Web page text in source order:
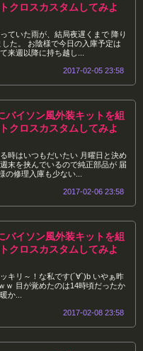
クロスカスタムしてみよ
ていた雨が、結局夜遅くまで 降り
た。 お陰様で今日の入庫予定は
来週以降に持ち越し...
2017-02-05 23:58
バイソン風外装キットを組
クロスカスタムしてみよ
時はいつもだいたい 月曜日と決め
末を挟んでいるので純正部品が 届
の修理入庫も少ない...
2017-02-06 23:58
バイソン風外装キットを組
クロスカスタムしてみよ
キリ～！な私です(´∀`)b いやぁ昨
ｗ 目が覚めたのは14時頃だったか
か...
2017-02-08 23:58